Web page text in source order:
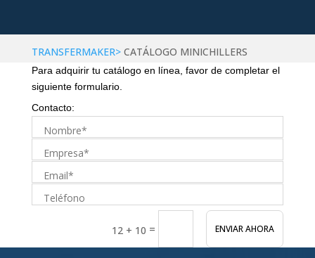
TRANSFERMAKER>CATÁLOGO MINICHILLERS
Para adquirir tu catálogo en línea, favor de completar el
siguiente formulario.
Contacto:
12 + 10 = ENVIAR AHORA